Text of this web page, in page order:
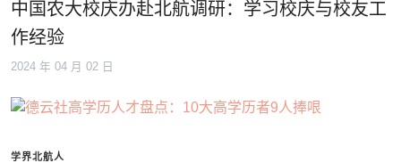
中国农大校庆办赴北航调研：学习校庆与校友工
作经验
2024 年 04 月 02 日
学界北航人